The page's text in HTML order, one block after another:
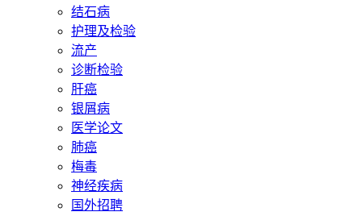
结石病
护理及检验
流产
诊断检验
肝癌
银屑病
医学论文
肺癌
梅毒
神经疾病
国外招聘